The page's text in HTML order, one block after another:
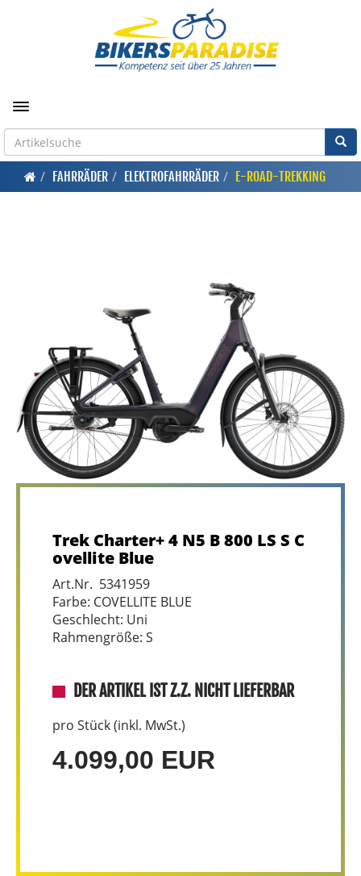
Toggle navigation
FAHRRÄDER ELEKTROFAHRRÄDER E-ROAD-TREKKING
Trek Charter+ 4 N5 B 800 LS S C
ovellite Blue
Art.Nr. 5341959
Farbe: COVELLITE BLUE
Geschlecht: Uni
Rahmengröße: S
DER ARTIKEL IST Z.Z. NICHT LIEFERBAR
pro Stück (inkl. MwSt.)
4.099,00 EUR